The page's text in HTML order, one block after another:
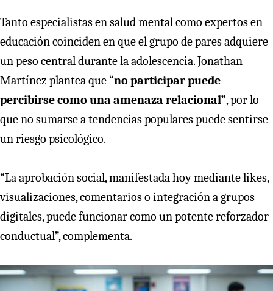
Tanto especialistas en salud mental como expertos en
educación coinciden en que el grupo de pares adquiere
un peso central durante la adolescencia. Jonathan
Martínez plantea que “no participar puede
percibirse como una amenaza relacional”, por lo
que no sumarse a tendencias populares puede sentirse
un riesgo psicológico.
“La aprobación social, manifestada hoy mediante likes,
visualizaciones, comentarios o integración a grupos
digitales, puede funcionar como un potente reforzador
conductual”, complementa.